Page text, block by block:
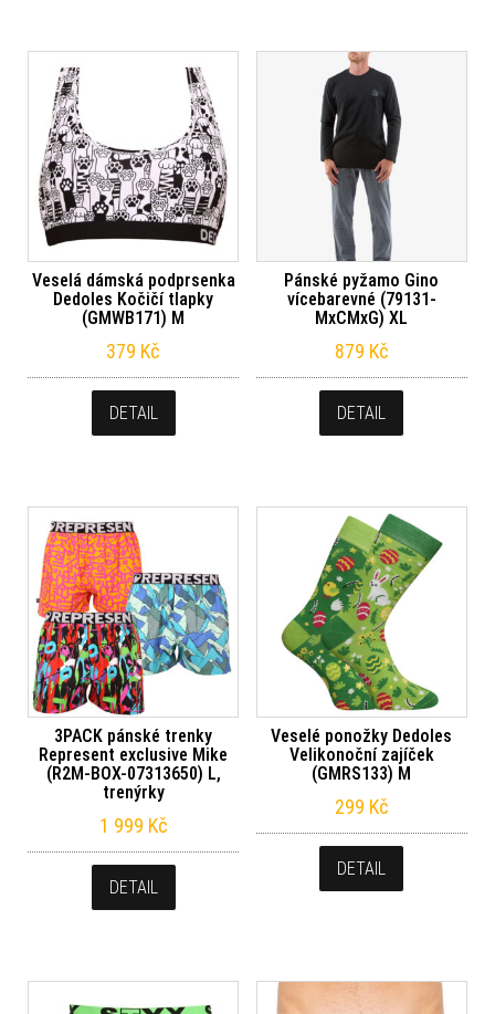
Veselá dámská podprsenka
Dedoles Kočičí tlapky
(GMWB171) M
379 Kč
DETAIL
Pánské pyžamo Gino
vícebarevné (79131-
MxCMxG) XL
879 Kč
DETAIL
3PACK pánské trenky
Represent exclusive Mike
(R2M-BOX-07313650) L,
trenýrky
1 999 Kč
DETAIL
Veselé ponožky Dedoles
Velikonoční zajíček
(GMRS133) M
299 Kč
DETAIL